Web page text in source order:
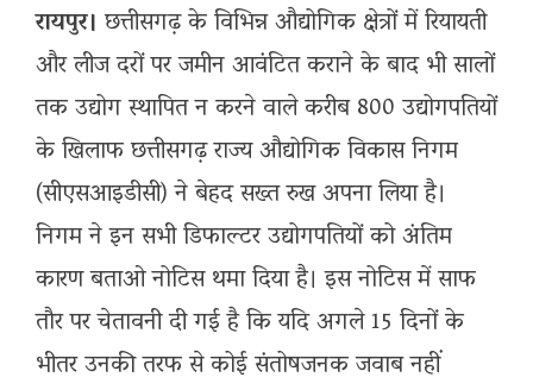
रायपुर। छत्तीसगढ़ के विभिन्न औद्योगिक क्षेत्रों में रियायती
और लीज दरों पर जमीन आवंटित कराने के बाद भी सालों
तक उद्योग स्थापित न करने वाले करीब 800 उद्योगपतियों
के खिलाफ छत्तीसगढ़ राज्य औद्योगिक विकास निगम
(सीएसआइडीसी) ने बेहद सख्त रुख अपना लिया है।
निगम ने इन सभी डिफाल्टर उद्योगपतियों को अंतिम
कारण बताओ नोटिस थमा दिया है। इस नोटिस में साफ
तौर पर चेतावनी दी गई है कि यदि अगले 15 दिनों के
भीतर उनकी तरफ से कोई संतोषजनक जवाब नहीं